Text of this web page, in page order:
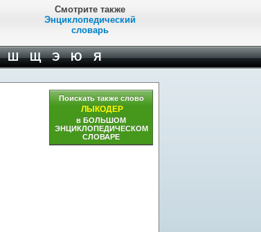
Смотрите также
Энциклопедический
словарь
Ш Щ Э Ю Я
Поискать также слово
ЛЫКОДЕР
в БОЛЬШОМ
ЭНЦИКЛОПЕДИЧЕСКОМ
СЛОВАРЕ